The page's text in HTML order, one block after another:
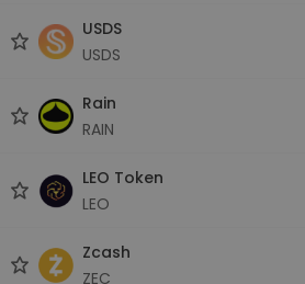
USDS
USDS
Rain
RAIN
LEO Token
LEO
Zcash
ZEC